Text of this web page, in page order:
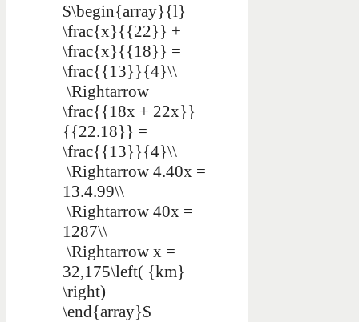
$\begin{array}{l}
\frac{x}{{22}} +
\frac{x}{{18}} =
\frac{{13}}{4}\\
\Rightarrow
\frac{{18x + 22x}}
{{22.18}} =
\frac{{13}}{4}\\
\Rightarrow 4.40x =
13.4.99\\
\Rightarrow 40x =
1287\\
\Rightarrow x =
32,175\left( {km}
\right)
\end{array}$